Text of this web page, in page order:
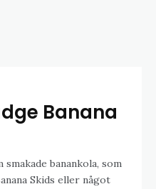
Banana
banankola, som
Skids eller något